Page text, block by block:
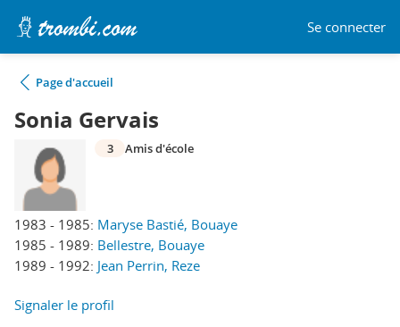
Se connecter
Page d'accueil
Sonia Gervais
1983 - 1985: Maryse Bastié, Bouaye
1985 - 1989: Bellestre, Bouaye
1989 - 1992: Jean Perrin, Reze
3 Amis d'école
Signaler le profil